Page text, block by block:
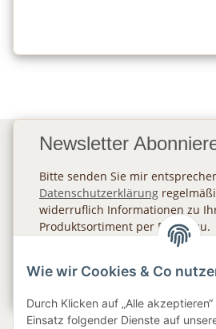
Newsletter
Bitte senden Sie mir
Datenschutzerklärung
widerruflich Informationen zu
Produktsortiment per E-Mail zu.
Wie wir Cookies & Co
Durch Klicken auf „Alle
Einsatz folgender Dienste auf